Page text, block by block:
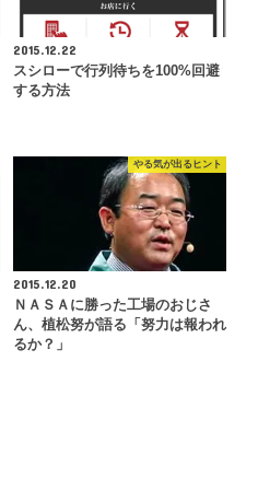
2015.12.22
スシローで行列待ちを100%回避
する方法
やる気が出るヒント
2015.12.20
ＮＡＳＡに勝った工場のおじさ
ん、植松努が語る「努力は報われ
るか？」